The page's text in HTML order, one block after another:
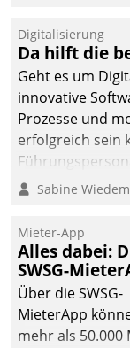
Einsparungen
Prozesse. Doch
mit der
getan. Die
die Bereitschaft,
und zu
Digitalisierung
Da hilft die
Geht es um
innovative
Prozesse und
erfolgreich sein
verändern und
Sabine
Mieter-App
Alles dabei:
SWSG-
Über die SWSG-
MieterApp
mehr als 50.000